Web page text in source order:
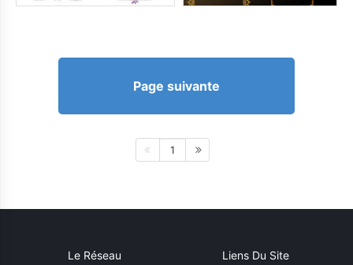
Page suivante
1
Le Réseau Liens Du Site